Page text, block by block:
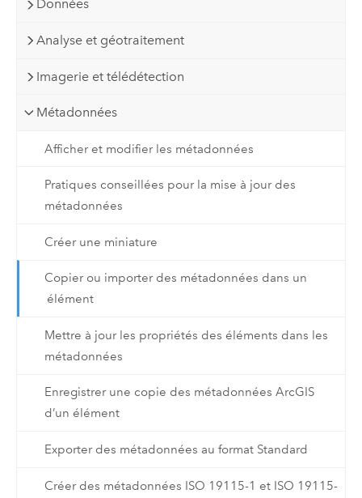
Données
Analyse et géotraitement
Imagerie et télédétection
Métadonnées
Afficher et modifier les métadonnées
Pratiques conseillées pour la mise à jour des
métadonnées
Créer une miniature
Copier ou importer des métadonnées dans un
élément
Mettre à jour les propriétés des éléments dans les
métadonnées
Enregistrer une copie des métadonnées ArcGIS
d’un élément
Exporter des métadonnées au format Standard
Créer des métadonnées ISO 19115-1 et ISO 19115-